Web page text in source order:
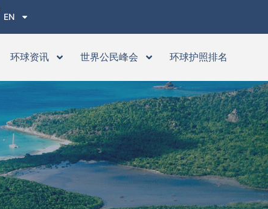
EN
环球资讯 世界公民峰会 环球护照排名